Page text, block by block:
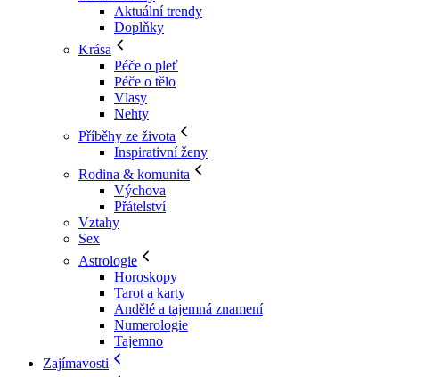
Aktuální trendy
Doplňky
Krása
Péče o pleť
Péče o tělo
Vlasy
Nehty
Příběhy ze života
Inspirativní ženy
Rodina & komunita
Výchova
Přátelství
Vztahy
Sex
Astrologie
Horoskopy
Tarot a karty
Andělé a tajemná znamení
Numerologie
Tajemno
Zajímavosti